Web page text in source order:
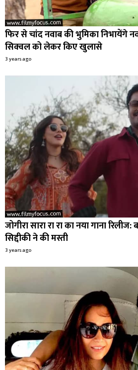
फिर से चांद नवाब की भुमिका निभायेंगे
सिक्वल को लेकर किए खुलासे
3 years ago
जोगीरा सारा रा रा का नया गाना
सिद्दीकी ने की मस्ती
3 years ago